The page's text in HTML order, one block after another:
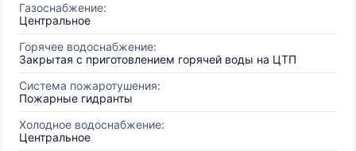
Газоснабжение:
Центральное
Горячее водоснабжение:
Закрытая с приготовлением горячей воды на ЦТП
Система пожаротушения:
Пожарные гидранты
Холодное водоснабжение:
Центральное